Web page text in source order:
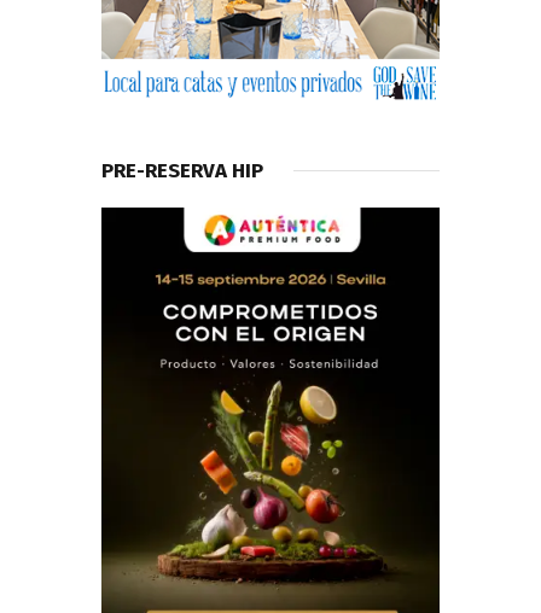
PRE-RESERVA HIP